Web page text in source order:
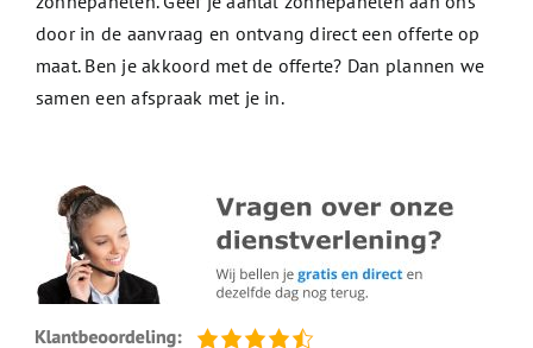
door in de aanvraag en ontvang direct een offerte op
maat. Ben je akkoord met de offerte? Dan plannen we
samen een afspraak met je in.